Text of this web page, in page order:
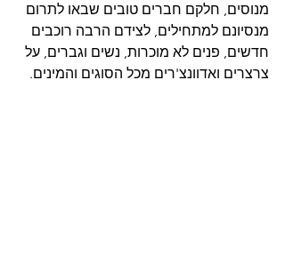
מנוסים, חלקם חברים טובים שבאו לתרום
מנסיונם למתחילים, לצידם הרבה רוכבים
חדשים, פנים לא מוכרות, נשים וגברים, על
צרצרים ואדוונצ'רים מכל הסוגים והמינים.